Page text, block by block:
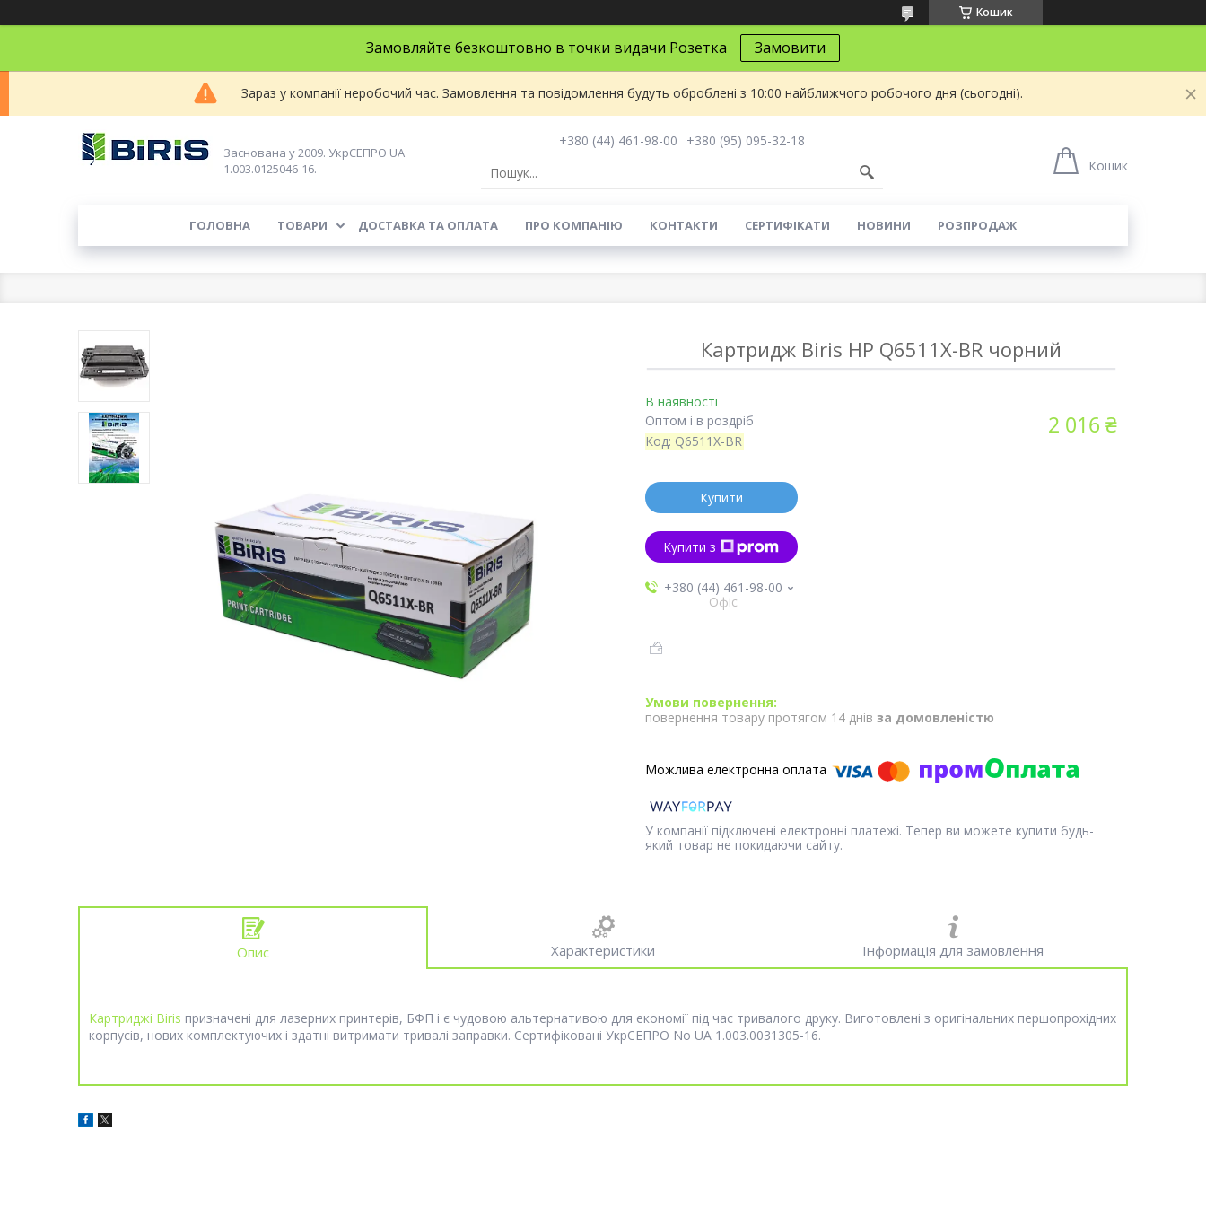
Кошик
Замовляйте безкоштовно в точки видачи Розетка Замовити
Зараз у компанії неробочий час. Замовлення та повідомлення будуть оброблені з 10:00 найближчого робочого дня (сьогодні).
Заснована у 2009. УкрСЕПРО UA
1.003.0125046-16.
+380 (44) 461-98-00
+380 (95) 095-32-18
Кошик
ГОЛОВНА ТОВАРИ ДОСТАВКА ТА ОПЛАТА ПРО КОМПАНІЮ КОНТАКТИ СЕРТИФІКАТИ НОВИНИ РОЗПРОДАЖ
Картридж Biris HP Q6511X-BR чорний
В наявності
Оптом і в роздріб
Код: Q6511X-BR
2 016 ₴
Купити
Купити з
+380 (44) 461-98-00
Офіс
повернення товару протягом 14 днів за домовленістю
У компанії підключені електронні платежі. Тепер ви можете купити будь-
який товар не покидаючи сайту.
Опис Характеристики Інформація для замовлення
Картриджі Biris призначені для лазерних принтерів, БФП і є чудовою альтернативою для економії під час тривалого друку. Виготовлені з оригінальних першопрохідних
корпусів, нових комплектуючих і здатні витримати тривалі заправки. Сертифіковані УкрСЕПРО No UA 1.003.0031305-16.